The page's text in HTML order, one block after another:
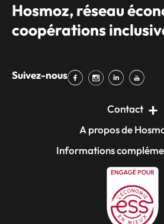
Hosmoz, réseau
coopérations
Suivez-nous
Contact
A propos de
Informations